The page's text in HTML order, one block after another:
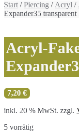
Start /Piercing / Acryl /
Expander35 transparent
Acryl-
7,20 €
inkl. 20 % MwSt. zzgl.
5 vorrätig